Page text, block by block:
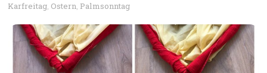
Karfreitag, Ostern, Palmsonntag